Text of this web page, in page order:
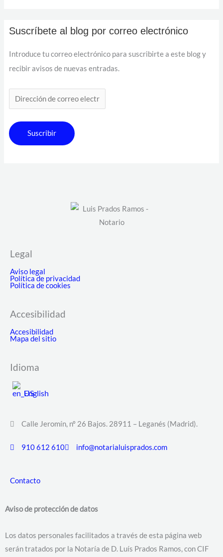
Suscríbete al blog por correo electrónico
Introduce tu correo electrónico para suscribirte a este blog y
recibir avisos de nuevas entradas.
Suscribir
Legal
Aviso legal
Política de privacidad
Política de cookies
Accesibilidad
Accesibilidad
Mapa del sitio
Idioma
English
Calle Jeromín, nº 26 Bajos. 28911 – Leganés (Madrid).
910 612 610 info@notarialuisprados.com
Contacto
Aviso de protección de datos
Los datos personales facilitados a través de esta página web
serán tratados por la Notaría de D. Luís Prados Ramos, con CIF